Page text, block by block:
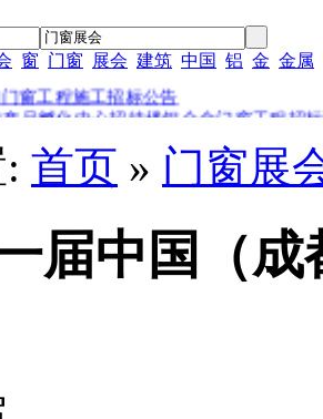
窗 门窗 展会 建筑 中国 铝 金 金属
品孵化中心招待楼铝合金门窗工程招
防火门窗采购
金防火窗采购
首页 » 门窗展
届中国（